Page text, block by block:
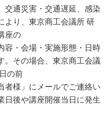
交通災害・交通遅延、感染
より、東京商工会議所 研
座の
容・会場・実施形態・日時
。その場合、東京商工会議
の前
者様」にメールでご連絡い
日後や講座開催当日に発生